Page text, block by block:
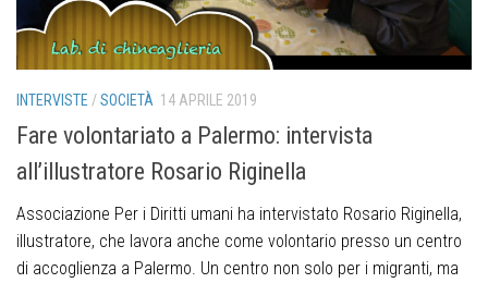
INTERVISTE /SOCIETÀ 14 APRILE 2019
Fare volontariato a Palermo: intervista
all’illustratore Rosario Riginella
Associazione Per i Diritti umani ha intervistato Rosario Riginella,
illustratore, che lavora anche come volontario presso un centro
di accoglienza a Palermo. Un centro non solo per i migranti, ma